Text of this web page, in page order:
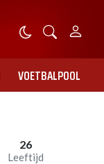
VOETBALPOOL
26
Leeftijd